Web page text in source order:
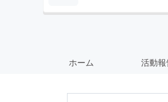
ホーム 活動